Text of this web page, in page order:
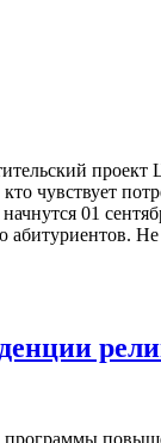
проект
чувствует
01
программы